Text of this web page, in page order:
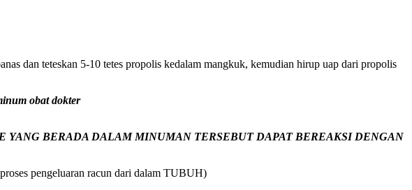
dan teteskan 5-10 tetes propolis kedalam mangkuk, kemudian hirup uap dari propolis
obat dokter
YANG BERADA DALAM MINUMAN TERSEBUT DAPAT BEREAKSI DENGAN
pengeluaran racun dari dalam TUBUH)